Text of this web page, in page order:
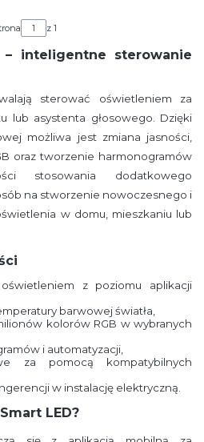
z 1
– inteligentne sterowanie
sterować oświetleniem za
lub asystenta głosowego. Dzięki
możliwa jest zmiana jasności,
oraz tworzenie harmonogramów
stosowania dodatkowego
na stworzenie nowoczesnego i
w domu, mieszkaniu lub
z poziomu aplikacji
barwowej światła,
kolorów RGB w wybranych
i automatyzacji,
za pomocą kompatybilnych
w instalację elektryczną.
LED?